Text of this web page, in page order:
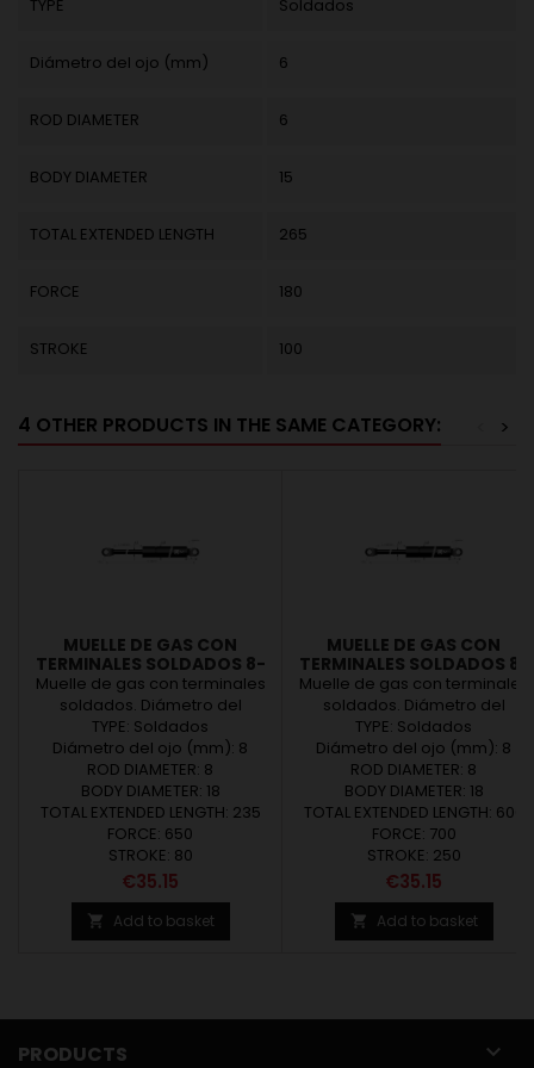
TYPE Soldados
Diámetro del ojo (mm) 6
ROD DIAMETER 6
BODY DIAMETER 15
TOTAL EXTENDED LENGTH 265
FORCE 180
STROKE 100
4 OTHER PRODUCTS IN THE SAME CATEGORY: >
MUELLE DE GAS CON
TERMINALES SOLDADOS 8-
18 (L235 - C80 - 650N)
Muelle de gas con terminales
soldados. Diámetro del
vastago Ø8. Diámetro del tubo
Ø18. Carrera de 80mm.
Longitud de 235mm. Carga de
650N
TYPE: Soldados
Diámetro del ojo (mm): 8
ROD DIAMETER: 8
BODY DIAMETER: 18
TOTAL EXTENDED LENGTH: 235
FORCE: 650
STROKE: 80
Price
€35.15
 Add to basket
MUELLE DE GAS CON
TERMINALES SOLDADOS 8-
18 (L600 - C250 - 700N)
Muelle de gas con terminales
soldados. Diámetro del
vastago Ø8. Diámetro del tubo
Ø18. Carrera de 250mm.
Longitud de 600mm. Carga de
700N
TYPE: Soldados
Diámetro del ojo (mm): 8
ROD DIAMETER: 8
BODY DIAMETER: 18
TOTAL EXTENDED LENGTH: 600
FORCE: 700
STROKE: 250
Price
€35.15
 Add to basket
PRODUCTS 